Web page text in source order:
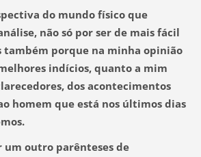
do mundo físico que
não só por ser de mais fácil
também porque na minha opinião
indícios, quanto a mim
dos acontecimentos
homem que está nos últimos dias
outro parênteses de